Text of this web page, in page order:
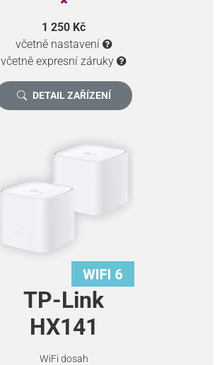
1 250 Kč
včetně nastavení
včetně expresní záruky
DETAIL ZAŘÍZENÍ
TP-Link
HX141
WiFi dosah